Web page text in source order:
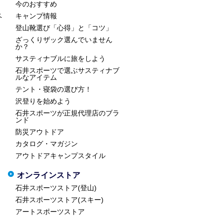
今のおすすめ
キャンプ情報
登山靴選び「心得」と「コツ」
ざっくりザック選んでいません
か？
サスティナブルに旅をしよう
石井スポーツで選ぶサスティナブ
ルなアイテム
テント・寝袋の選び方！
沢登りを始めよう
石井スポーツが正規代理店のブラ
ンド
防災アウトドア
カタログ・マガジン
アウトドアキャンプスタイル
オンラインストア
石井スポーツストア(登山)
石井スポーツストア(スキー)
アートスポーツストア